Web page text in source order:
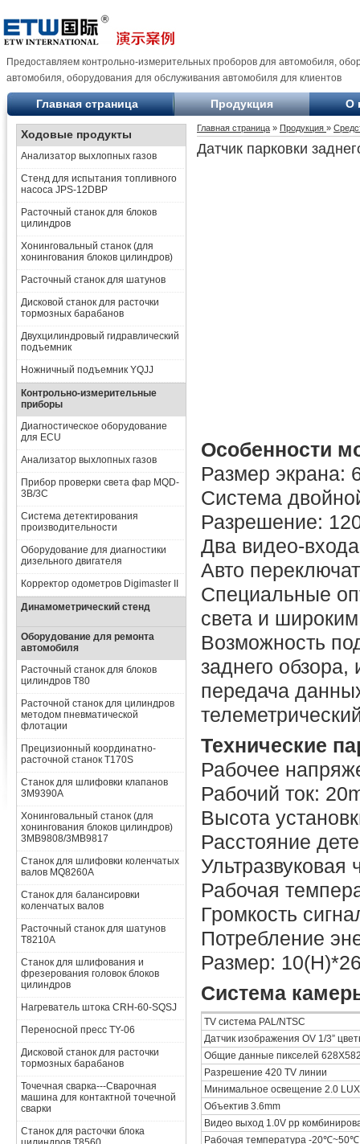
Предоставляем контрольно-измерительных проборов для автомобиля,
автомобиля, оборудования для обслуживания автомобиля для клиентов
Главная страница Продукция О
Ходовые продукты
Анализатор выхлопных газов
Стенд для испытания топливного
насоса JPS-12DBP
Расточный станок для блоков
цилиндров
Хонинговальный станок (для
хонингования блоков цилиндров)
Расточный станок для шатунов
Дисковой станок для расточки
тормозных барабанов
Двухцилиндровый гидравлический
подъемник
Ножничный подъемник YQJJ
Контрольно-измерительные
приборы
Диагностическое оборудование
для ECU
Анализатор выхлопных газов
Прибор проверки света фар MQD-
3B/3C
Система детектирования
производительности
Оборудование для диагностики
дизельного двигателя
Корректор одометров Digimaster II
Динамометрический стенд
Оборудование для ремонта
автомобиля
Расточный станок для блоков
цилиндров T80
Расточной станок для цилиндров
методом пневматической
флотации
Прецизионный координатно-
расточной станок T170S
Станок для шлифовки клапанов
3M9390A
Хонинговальный станок (для
хонингования блоков цилиндров)
3MB9808/3MB9817
Станок для шлифовки коленчатых
валов MQ8260A
Станок для балансировки
коленчатых валов
Расточный станок для шатунов
T8210A
Станок для шлифования и
фрезерования головок блоков
цилиндров
Нагреватель штока CRH-60-SQSJ
Переносной пресс TY-06
Дисковой станок для расточки
тормозных барабанов
Точечная сварка---Сварочная
машина для контактной точечной
сварки
Станок для расточки блока
Главная страница » Продукция »
Датчик парковки
Особенности
Размер экрана:
Система
Разрешение:
Два видео-
Авто
Специальные
света и
Возможность
заднего
передача
Технические
Рабочее
Рабочий ток:
Высота
Расстояние
Ультразвуковая
Рабочая
Громкость
Потребление
Размер:
Система
TV система PAL/NTSC
Датчик изображения OV 1/3”
Общие данные пикселей
Разрешение 420 TV линии
Минимальное освещение 2.0 LUX
Объектив 3.6mm
Видео выход 1.0V pp
Рабочая температура -20℃~50℃